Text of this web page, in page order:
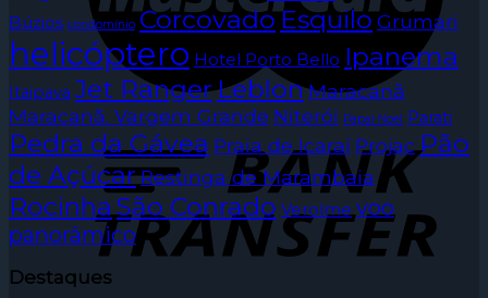
Búzios condomínio CorcovadoEsquiloGrumari
helicóptero Hotel Porto Bello Ipanema
Itaipava Jet RangerLeblonMaracanã
Maracanã. Vargem Grande Niterói Papai Noel Parati
Pedra da Gávea Praia de Icaraí ProjacPão
de AçúcarRestinga de Marambaia
RocinhaSão Conrado Verolme voo
panorâmico
Destaques